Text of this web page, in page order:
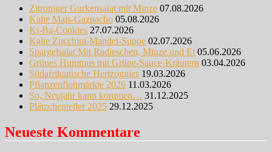
Zitroniger Gurkensalat mit Minze 07.08.2026
Kalte Mais-Gazpacho 05.08.2026
Ki-Ba-Cookies 27.07.2026
Kalte Zucchini-Mandel-Suppe 02.07.2026
Spargelsalat Mit Radieschen, Minze und Ei 05.06.2026
Grünes Hummus mit Grüne-Sauce-Kräutern 03.04.2026
Südafrikanische Hertzoggies 19.03.2026
Pflanzenflohmärkte 2026 11.03.2026
So, Neujahr kann kommen… 31.12.2025
Plätzchenteller 2025 29.12.2025
Neueste Kommentare